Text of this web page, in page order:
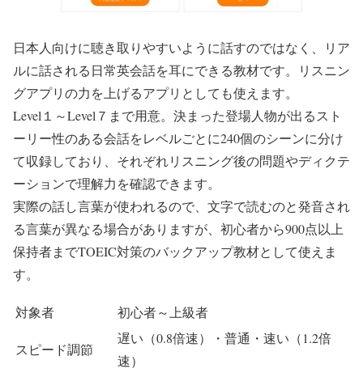
日本人向けに聴き取りやすいように話すのではなく、リア
ルに話される日常英会話を耳にできる教材です。リスニン
グアプリの力を上げるアプリとしても使えます。
Level１～Level７まで用意。決まった登場人物が出るスト
ーリー性のある会話をレベルごとに240個のシーンに分け
て収録しており、それぞれリスニング後の問題やディクテ
ーションで理解力を確認できます。
実際の話し言葉が使われるので、文字で読むのと発音され
る言葉が異なる場合がありますが、初心者から900点以上
保持者までTOEIC対策のバックアップ教材として使えま
す。
対象者 初心者～上級者
スピード調節
遅い（0.8倍速）・普通・速い（1.2倍
速）